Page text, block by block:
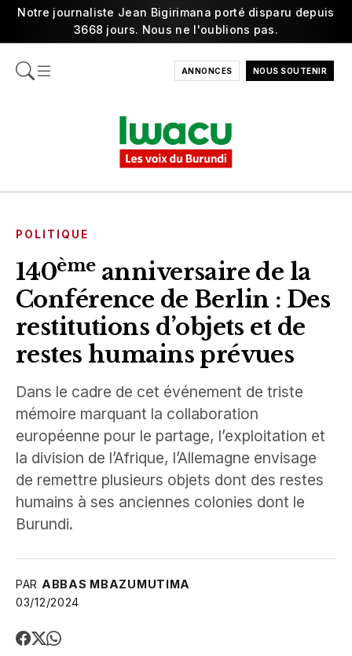
Notre journaliste Jean Bigirimana porté disparu depuis
3668 jours. Nous ne l'oublions pas.
ANNONCES NOUS SOUTENIR
POLITIQUE
140èmeanniversaire de la
Conférence de Berlin : Des
restitutions d’objets et de
restes humains prévues
Dans le cadre de cet événement de triste
mémoire marquant la collaboration
européenne pour le partage, l’exploitation et
la division de l’Afrique, l’Allemagne envisage
de remettre plusieurs objets dont des restes
humains à ses anciennes colonies dont le
Burundi.
PAR ABBAS MBAZUMUTIMA
03/12/2024